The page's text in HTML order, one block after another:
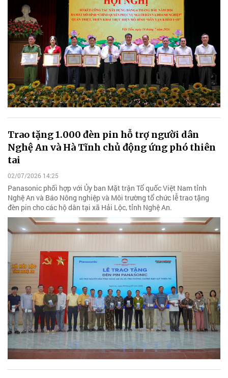
Trao tặng 1.000 đèn pin hỗ trợ người dân
Nghệ An và Hà Tĩnh chủ động ứng phó thiên
tai
02/07/2026 14:25
Panasonic phối hợp với Ủy ban Mặt trận Tổ quốc Việt Nam tỉnh
Nghệ An và Báo Nông nghiệp và Môi trường tổ chức lễ trao tặng
đèn pin cho các hộ dân tại xã Hải Lộc, tỉnh Nghệ An.